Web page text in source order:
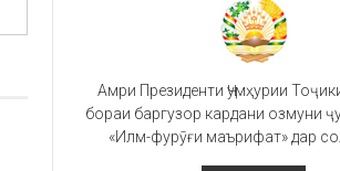
Амри Президенти Ҷумҳурии
бораи баргузор кардани озмуни
«Илм-фурӯғи маърифат» дар